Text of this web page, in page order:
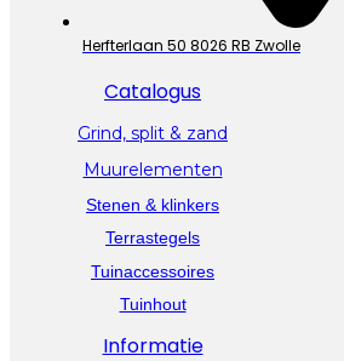
Herfterlaan 50 8026 RB Zwolle
Catalogus
Grind, split & zand
Muurelementen
Stenen & klinkers
Terrastegels
Tuinaccessoires
Tuinhout
Informatie